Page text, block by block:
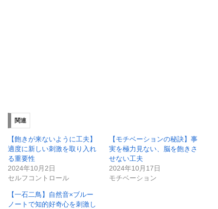
関連
【飽きが来ないように工夫】
適度に新しい刺激を取り入れ
る重要性
2024年10月2日
セルフコントロール
【モチベーションの秘訣】事
実を極力見ない、脳を飽きさ
せない工夫
2024年10月17日
モチベーション
【一石二鳥】自然音×ブルー
ノートで知的好奇心を刺激し